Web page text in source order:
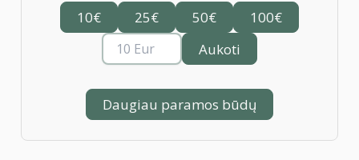
10€ 25€ 50€
100€
Aukoti
Daugiau paramos būdų